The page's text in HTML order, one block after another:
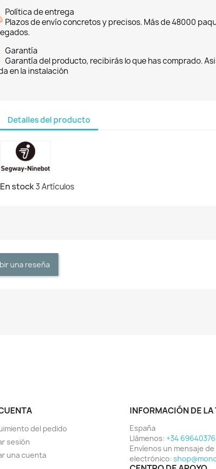
Política de entrega
Plazos de envío concretos y precisos. Más de 48000
Garantía
Garantía del producto, recibirás lo que has comprado.
en la instalación
Detalles del producto
En stock3 Artículos
una reseña
del pedido
sesión
una cuenta
INFORMACIÓN DE
España
Llámenos: +34
Envíenos un mensaje
electrónico: